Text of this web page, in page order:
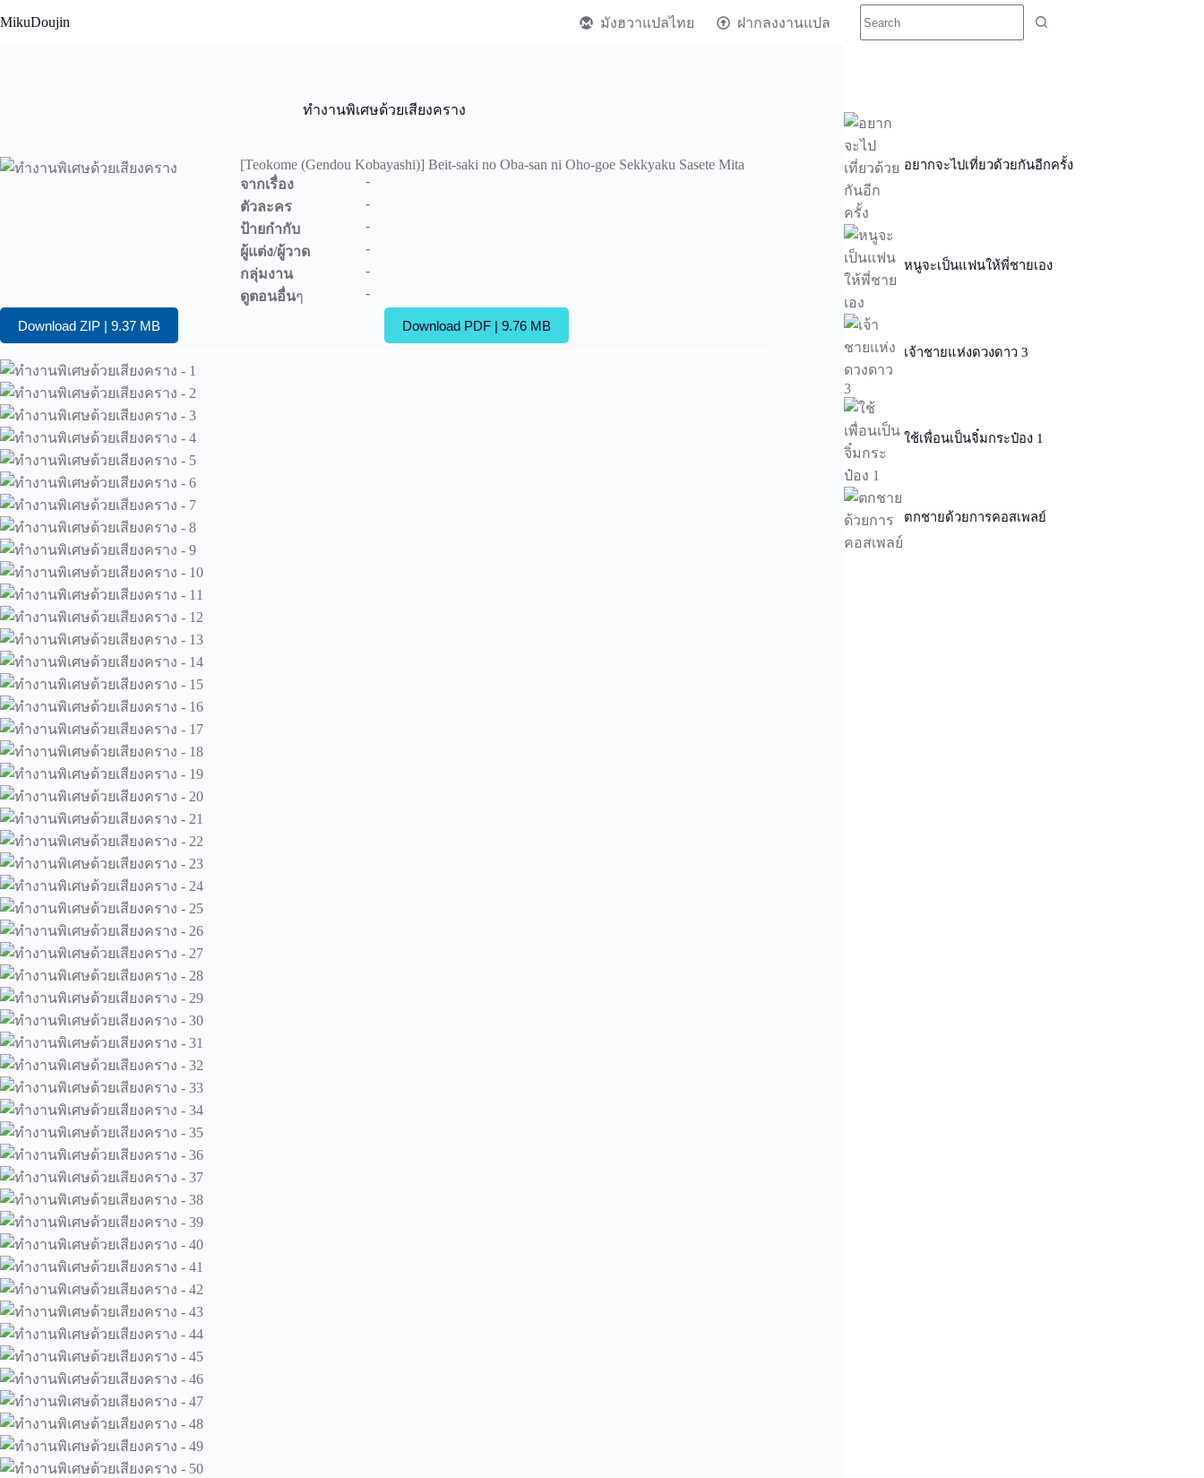
to
MikuDoujin มังฮวาแปลไทย ฝากลงงานแปล
ทำงานพิเศษด้วยเสียงคราง
[Teokome (Gendou Kobayashi)] Beit-saki no Oba-san ni Oho-goe Sekkyaku Sasete Mita
จากเรื่อง
-
ตัวละคร
-
ป้ายกำกับ
-
ผู้แต่ง/ผู้วาด
-
กลุ่มงาน
-
ดูตอนอื่นๆ -
Download ZIP | 9.37 MB Download PDF | 9.76 MB
อยากจะไปเที่ยวด้วยกันอีกครั้ง
หนูจะเป็นแฟนให้พี่ชายเอง
เจ้าชายแห่งดวงดาว 3
ใช้เพื่อนเป็นจิ๋มกระป๋อง 1
ตกชายด้วยการคอสเพลย์